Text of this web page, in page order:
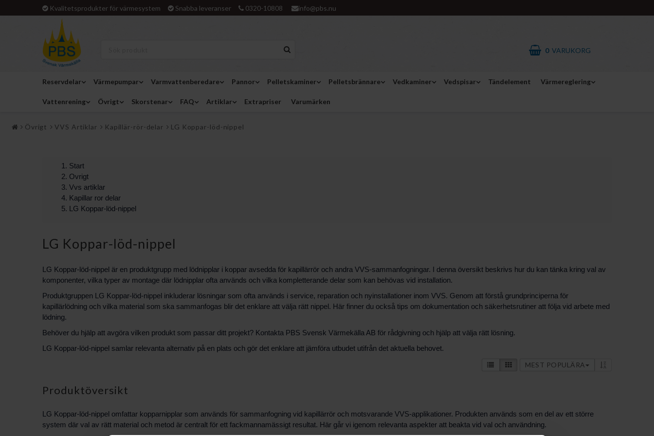
Kvalitetsprodukter för värmesystem Snabba leveranser 0320-10808 info@pbs.nu
0 VARUKORG
Reservdelar Värmepumpar Varmvattenberedare Pannor Pelletskaminer Pelletsbrännare Vedkaminer Vedspisar Tändelement Värmereglering
Vattenrening Övrigt Skorstenar FAQ Artiklar Extrapriser Varumärken
Övrigt VVS Artiklar Kapillär-rör-delar LG Koppar-löd-nippel
Start
Ovrigt
Vvs artiklar
Kapillar ror delar
LG Koppar-löd-nippel
LG Koppar-löd-nippel
LG Koppar-löd-nippel är en produktgrupp med lödnipplar i koppar avsedda för kapillärrör och andra VVS-sammanfogningar. I denna översikt beskrivs hur du kan tänka kring val av
komponenter, vilka typer av montage där lödnipplar ofta används och vilka kompletterande delar som kan behövas vid installation.
Produktgruppen LG Koppar-löd-nippel inkluderar lösningar som ofta används i service, reparation och nyinstallationer inom VVS. Genom att förstå grundprinciperna för
kapillärlödning och vilka material som ska sammanfogas blir det enklare att välja rätt nippel. Här finner du också tips om dokumentation och säkerhetsrutiner att följa vid arbete med
lödning.
Behöver du hjälp att avgöra vilken produkt som passar ditt projekt? Kontakta PBS Svensk Värmekälla AB för rådgivning och hjälp att välja rätt lösning.
LG Koppar-löd-nippel samlar relevanta alternativ på en plats och gör det enklare att jämföra utbudet utifrån det aktuella behovet.
MEST POPULÄRA
Produktöversikt
LG Koppar-löd-nippel omfattar kopparnipplar som används för sammanfogning vid kapillärrör och motsvarande VVS-applikationer. Produkten används som en del av ett större
system där val av rätt material och metod är centralt för ett fackmannamässigt resultat. Här går vi igenom relevanta aspekter att beakta vid val och användning.